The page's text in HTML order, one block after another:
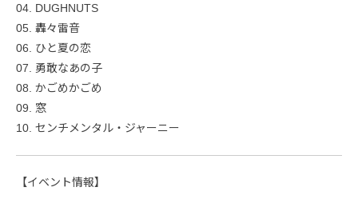
04. DUGHNUTS
05. 轟々雷音
06. ひと夏の恋
07. 勇敢なあの子
08. かごめかごめ
09. 窓
10. センチメンタル・ジャーニー
【イベント情報】